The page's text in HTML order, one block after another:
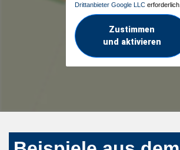
Drittanbieter Google LLC erforderlich.
Zustimmen
und aktivieren